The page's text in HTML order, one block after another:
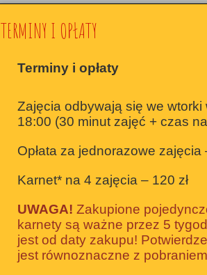
TERMINY I OPŁATY
Terminy i opłaty
Zajęcia odbywają się we wtorki
18:00 (30 minut zajęć + czas
Opłata za jednorazowe zajęcia
Karnet* na 4 zajęcia – 120 zł
UWAGA! Zakupione
karnety są ważne przez 5
jest od daty zakupu!
jest równoznaczne z pobraniem